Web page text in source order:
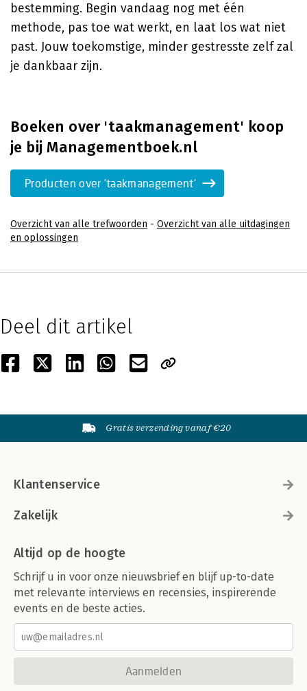
bestemming. Begin vandaag nog met één
methode, pas toe wat werkt, en laat los wat niet
past. Jouw toekomstige, minder gestresste zelf zal
je dankbaar zijn.
Boeken over 'taakmanagement' koop
je bij Managementboek.nl
Producten over 'taakmanagement'
Overzicht van alle trefwoorden - Overzicht van alle uitdagingen
en oplossingen
Deel dit artikel
Gratis verzending vanaf €20
Klantenservice
Zakelijk
Altijd op de hoogte
Schrijf u in voor onze nieuwsbrief en blijf up-to-date
met relevante interviews en recensies, inspirerende
events en de beste acties.
Aanmelden